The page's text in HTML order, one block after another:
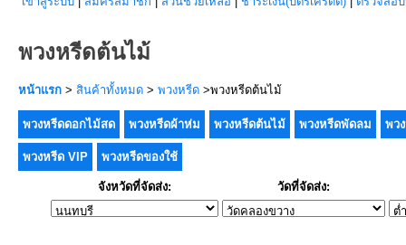
พวงหรีดต้นไม้
หน้าแรก > สินค้าทั้งหมด > พวงหรีด >พวงหรีดต้นไม้
พวงหรีดดอกไม้สด พวงหรีดผ้าห่ม พวงหรีดต้นไม้ พวงหรีดพัดลม พว
พวงหรีด VIP พวงหรีดของใช้
จังหวัดที่จัดส่ง: วัดที่จัดส่ง: